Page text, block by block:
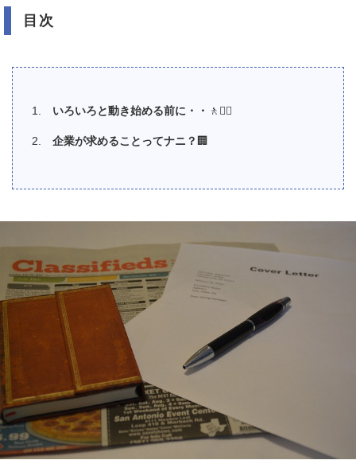
目次
いろいろと動き始める前に・・ 🚶🚶‍♀️
企業が求めることってナニ？ 🏢